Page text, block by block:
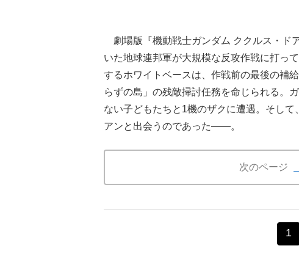
劇場版『機動戦士ガンダム ククルス・ド
いた地球連邦軍が大規模な反攻作戦に打っ
するホワイトベースは、作戦前の最後の補
らずの島」の残敵掃討任務を命じられる。
ない子どもたちと1機のザクに遭遇。そし
アンと出会うのであった——。
次のページ
1